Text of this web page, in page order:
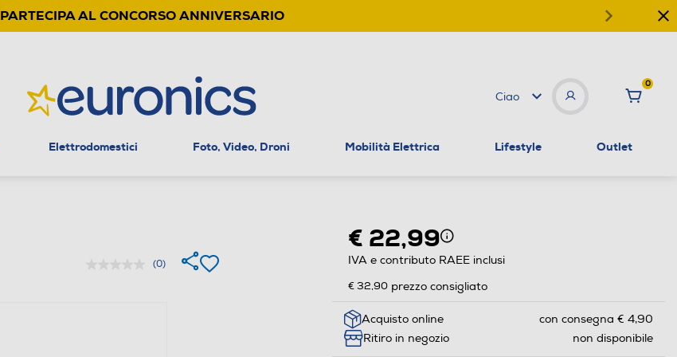
PARTECIPA AL CONCORSO ANNIVERSARIO
Ciao
0
Elettrodomestici Foto, Video, Droni Mobilità Elettrica Lifestyle Outlet
(0)
€ 22,99
IVA e contributo RAEE inclusi
€ 32,90 prezzo consigliato
Acquisto online
con consegna € 4,90
Ritiro in negozio
non disponibile